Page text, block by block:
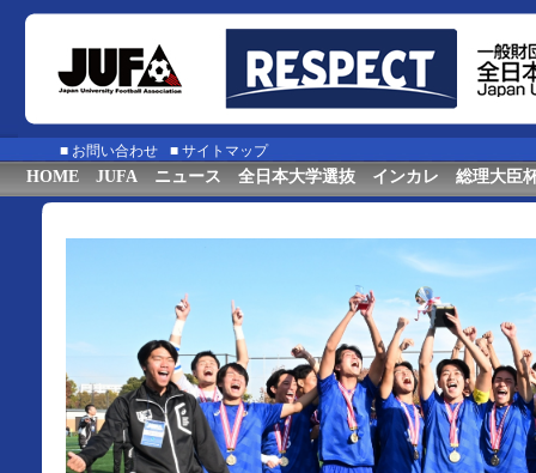
■ お問い合わせ ■ サイトマップ
HOME JUFA ニュース 全日本大学選抜 インカレ 総理大臣